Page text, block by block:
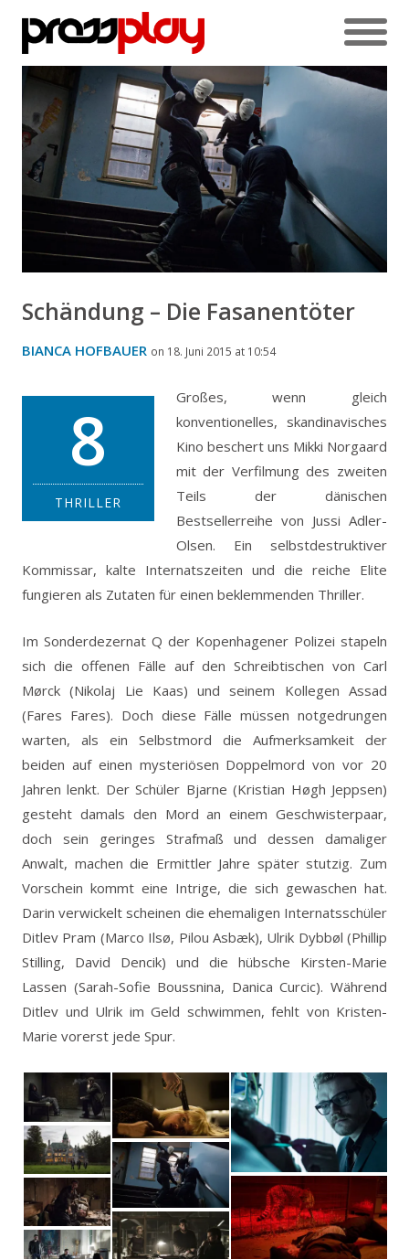
Schändung – Die Fasanentöter
BIANCA HOFBAUER on 18. Juni 2015 at 10:54
8
THRILLER
Großes, wenn gleich
konventionelles, skandinavisches
Kino beschert uns Mikki Norgaard
mit der Verfilmung des zweiten
Teils der dänischen
Bestsellerreihe von Jussi Adler-
Olsen. Ein selbstdestruktiver
Kommissar, kalte Internatszeiten und die reiche Elite
fungieren als Zutaten für einen beklemmenden Thriller.
Im Sonderdezernat Q der Kopenhagener Polizei stapeln
sich die offenen Fälle auf den Schreibtischen von Carl
Mørck (Nikolaj Lie Kaas) und seinem Kollegen Assad
(Fares Fares). Doch diese Fälle müssen notgedrungen
warten, als ein Selbstmord die Aufmerksamkeit der
beiden auf einen mysteriösen Doppelmord von vor 20
Jahren lenkt. Der Schüler Bjarne (Kristian Høgh Jeppsen)
gesteht damals den Mord an einem Geschwisterpaar,
doch sein geringes Strafmaß und dessen damaliger
Anwalt, machen die Ermittler Jahre später stutzig. Zum
Vorschein kommt eine Intrige, die sich gewaschen hat.
Darin verwickelt scheinen die ehemaligen Internatsschüler
Ditlev Pram (Marco Ilsø, Pilou Asbæk), Ulrik Dybbøl (Phillip
Stilling, David Dencik) und die hübsche Kirsten-Marie
Lassen (Sarah-Sofie Boussnina, Danica Curcic). Während
Ditlev und Ulrik im Geld schwimmen, fehlt von Kristen-
Marie vorerst jede Spur.